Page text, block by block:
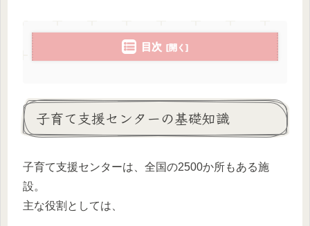
目次
子育て支援センターの基礎知識
子育て支援センターは、全国の2500か所もある施
設。
主な役割としては、